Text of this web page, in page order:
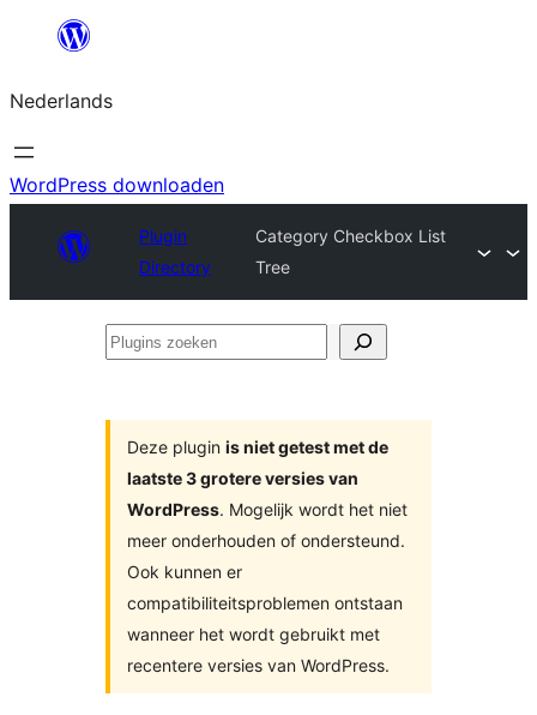
de
inhoud
Nederlands
WordPress downloaden
Plugin
Directory
Category Checkbox List
Tree
Plugins
Deze plugin is niet getest met de
laatste 3 grotere versies van
WordPress. Mogelijk wordt het niet
meer onderhouden of ondersteund.
Ook kunnen er
compatibiliteitsproblemen ontstaan
wanneer het wordt gebruikt met
recentere versies van WordPress.